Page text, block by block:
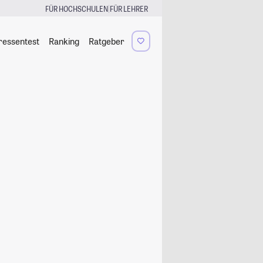
FÜR HOCHSCHULEN|FÜR LEHRER
Ranking Ratgeber